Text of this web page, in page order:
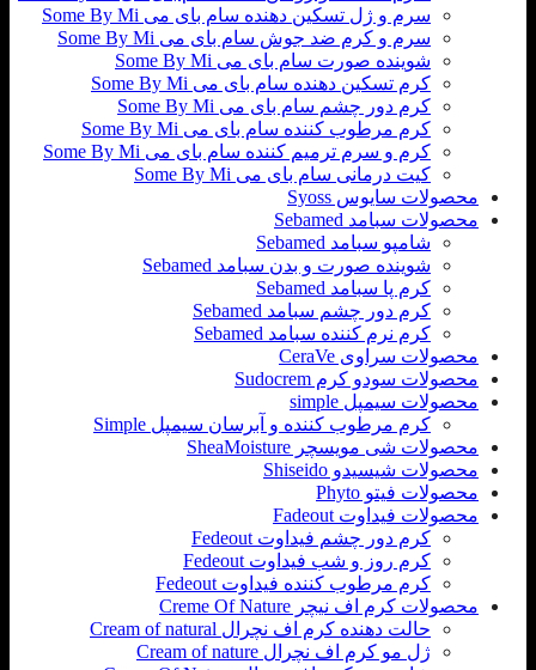
سرم و ژل تسکین دهنده سام بای می Some By Mi
سرم و کرم ضد جوش سام بای می Some By Mi
شوینده صورت سام بای می Some By Mi
کرم تسکین دهنده سام بای می Some By Mi
کرم دور چشم سام بای می Some By Mi
کرم مرطوب کننده سام بای می Some By Mi
کرم و سرم ترمیم کننده سام بای می Some By Mi
کیت درمانی سام بای می Some By Mi
محصولات سایوس Syoss
محصولات سبامد Sebamed
شامپو سبامد Sebamed
شوینده صورت و بدن سبامد Sebamed
کرم پا سبامد Sebamed
کرم دور چشم سبامد Sebamed
کرم نرم کننده سبامد Sebamed
محصولات سراوی CeraVe
محصولات سودو کرم Sudocrem
محصولات سیمپل simple
کرم مرطوب کننده و آبرسان سیمپل Simple
محصولات شی مویسچر SheaMoisture
محصولات شیسیدو Shiseido
محصولات فیتو Phyto
محصولات فیداوت Fadeout
کرم دور چشم فیداوت Fedeout
کرم روز و شب فیداوت Fedeout
کرم مرطوب کننده فیداوت Fedeout
محصولات کرم اف نیچر Creme Of Nature
حالت دهنده کرم اف نچرال Cream of natural
ژل مو کرم اف نچرال Cream of nature